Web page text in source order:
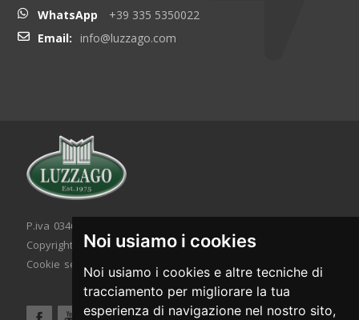
Noi usiamo i cookies
Noi usiamo i cookies e altre tecniche di
tracciamento per migliorare la tua
esperienza di navigazione nel nostro sito,
WhatsApp
+39 335 5350022
Email:
info@luzzago.com
P.iva 03467320986 - C.F. 03467320986
Copyright © 2026. All rights reserved.
Cookie setting
| Cookie policy | Privacy policy